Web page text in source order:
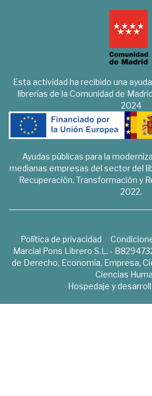
Esta actividad ha recibido una
librerías de la Comunidad de
2024
Ayudas públicas para la
medianas empresas del sector del
Recuperación, Transformación y
2022.
Política de privacidad
Marcial Pons Librero S.L. -
de Derecho, Economía, Empresa,
Ciencias
Hospedaje y